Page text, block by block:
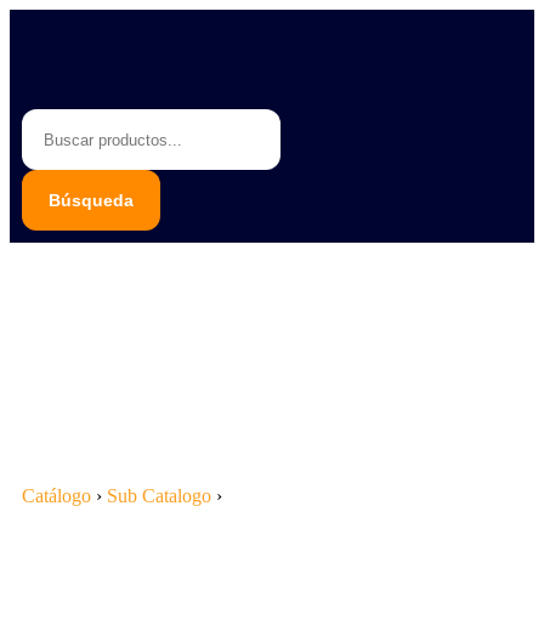
contacto@erb.mx
Catálogo › Sub Catalogo ›